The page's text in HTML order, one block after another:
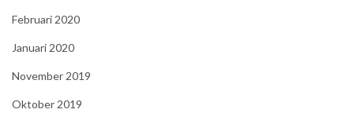
Februari 2020
Januari 2020
November 2019
Oktober 2019